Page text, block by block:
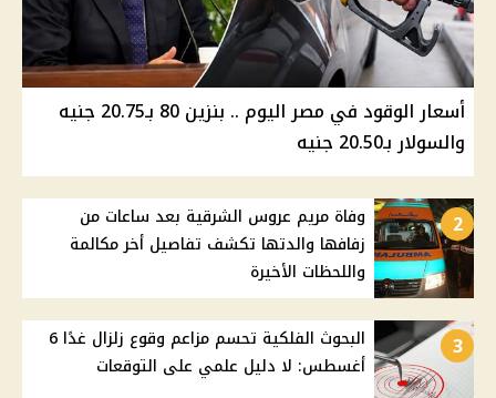
أسعار الوقود في مصر اليوم .. بنزين 80 بـ20.75 جنيه
والسولار بـ20.50 جنيه
2
وفاة مريم عروس الشرقية بعد ساعات من
زفافها والدتها تكشف تفاصيل أخر مكالمة
واللحظات الأخيرة
3
البحوث الفلكية تحسم مزاعم وقوع زلزال غدًا 6
أغسطس: لا دليل علمي على التوقعات